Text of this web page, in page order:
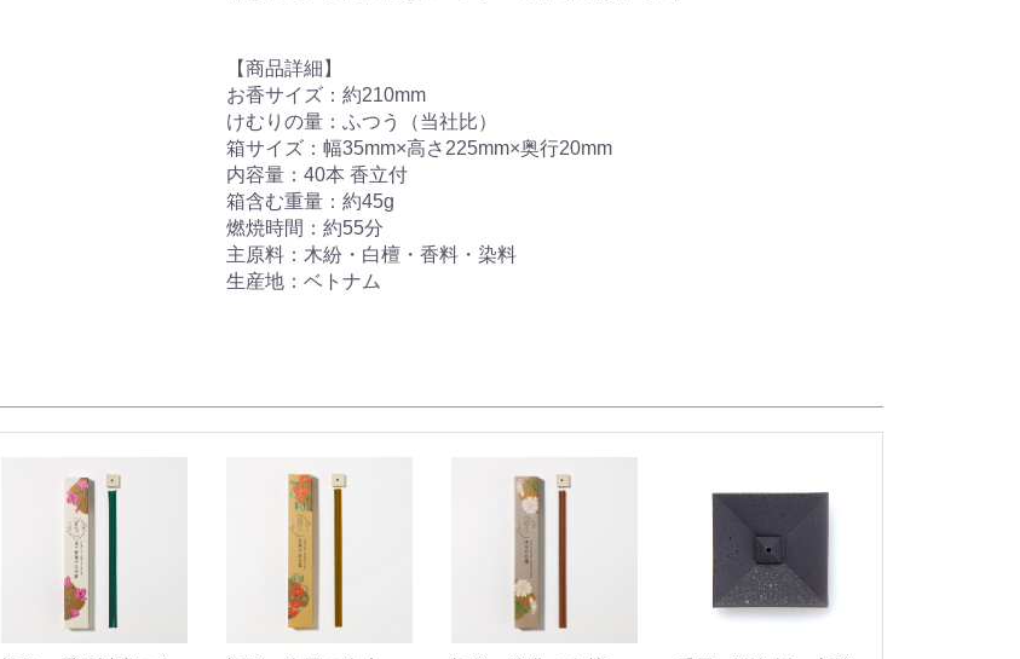
【商品詳細】
お香サイズ：約210mm
けむりの量：ふつう（当社比）
箱サイズ：幅35mm×高さ225mm×奥行20mm
内容量：40本 香立付
箱含む重量：約45g
燃焼時間：約55分
主原料：木紛・白檀・香料・染料
生産地：ベトナム